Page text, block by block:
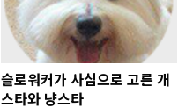
슬로워커가 사심으로 고른 개
스타와 냥스타